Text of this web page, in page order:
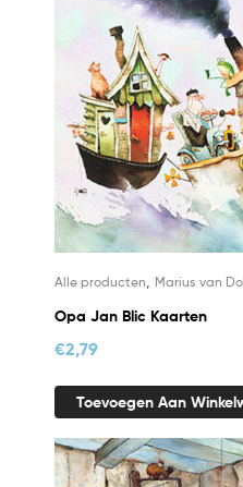
Alle producten Marius van
Opa Jan Blic Kaarten
€2,79
Toevoegen Aan